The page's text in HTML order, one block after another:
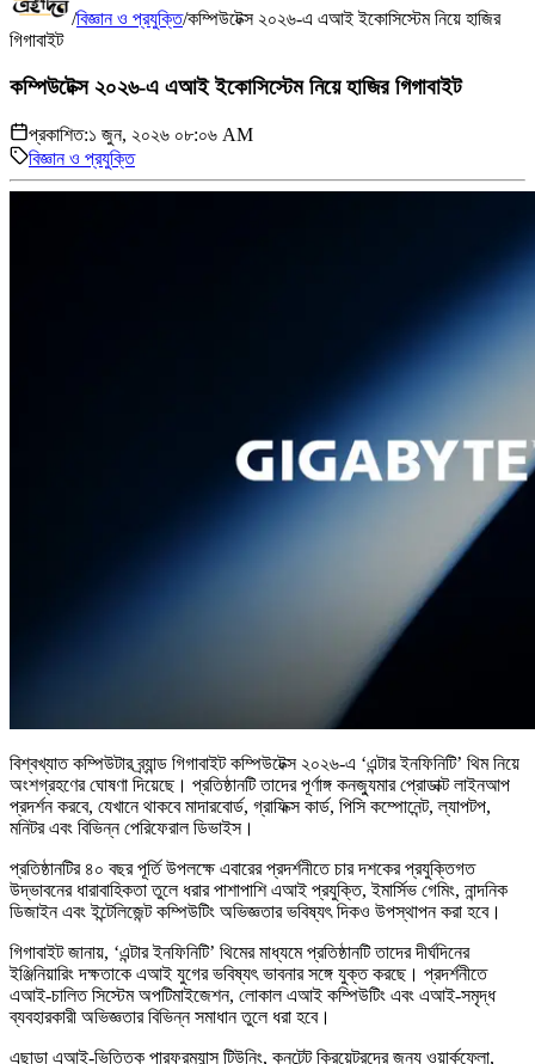
/বিজ্ঞান ও প্রযুক্তি/কম্পিউটেক্স ২০২৬-এ এআই ইকোসিস্টেম নিয়ে হাজির
গিগাবাইট
কম্পিউটেক্স ২০২৬-এ এআই ইকোসিস্টেম নিয়ে হাজির গিগাবাইট
প্রকাশিত:১ জুন, ২০২৬ ০৮:০৬ AM
বিজ্ঞান ও প্রযুক্তি
বিশ্বখ্যাত কম্পিউটার ব্র্যান্ড গিগাবাইট কম্পিউটেক্স ২০২৬-এ ‘এন্টার ইনফিনিটি’ থিম নিয়ে
অংশগ্রহণের ঘোষণা দিয়েছে। প্রতিষ্ঠানটি তাদের পূর্ণাঙ্গ কনজ্যুমার প্রোডাক্ট লাইনআপ
প্রদর্শন করবে, যেখানে থাকবে মাদারবোর্ড, গ্রাফিক্স কার্ড, পিসি কম্পোনেন্ট, ল্যাপটপ,
মনিটর এবং বিভিন্ন পেরিফেরাল ডিভাইস।
প্রতিষ্ঠানটির ৪০ বছর পূর্তি উপলক্ষে এবারের প্রদর্শনীতে চার দশকের প্রযুক্তিগত
উদ্ভাবনের ধারাবাহিকতা তুলে ধরার পাশাপাশি এআই প্রযুক্তি, ইমার্সিভ গেমিং, নান্দনিক
ডিজাইন এবং ইন্টেলিজেন্ট কম্পিউটিং অভিজ্ঞতার ভবিষ্যৎ দিকও উপস্থাপন করা হবে।
গিগাবাইট জানায়, ‘এন্টার ইনফিনিটি’ থিমের মাধ্যমে প্রতিষ্ঠানটি তাদের দীর্ঘদিনের
ইঞ্জিনিয়ারিং দক্ষতাকে এআই যুগের ভবিষ্যৎ ভাবনার সঙ্গে যুক্ত করছে। প্রদর্শনীতে
এআই-চালিত সিস্টেম অপটিমাইজেশন, লোকাল এআই কম্পিউটিং এবং এআই-সমৃদ্ধ
ব্যবহারকারী অভিজ্ঞতার বিভিন্ন সমাধান তুলে ধরা হবে।
এছাড়া এআই-ভিত্তিক পারফরম্যান্স টিউনিং, কনটেন্ট ক্রিয়েটরদের জন্য ওয়ার্কফ্লো,